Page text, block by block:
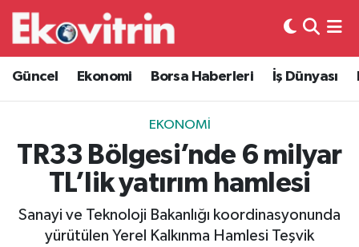
Güncel Ekonomi Borsa Haberleri İş Dünyası
EKONOMI
TR33 Bölgesi’nde 6 milyar
TL’lik yatırım hamlesi
Sanayi ve Teknoloji Bakanlığı koordinasyonunda
yürütülen Yerel Kalkınma Hamlesi Teşvik
Güncel
Ekonomi
Borsa Haberleri
İş Dünyası
Lojistik
Hava Durumu
Trafik Durumu
Süper Lig Puan Durumu ve Fikstür
Tüm Manşetler
Son Dakika Haberleri